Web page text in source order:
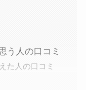
用ゴミ箱はい
？みんなどう
か調べてみた
う人の口コミ
た人の口コミ